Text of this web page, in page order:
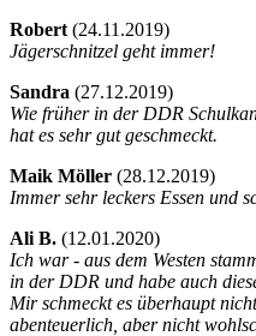
Robert (24.11.2019)
Jägerschnitzel geht immer!
Sandra (27.12.2019)
Wie früher in der DDR
hat es sehr gut geschmeckt.
Maik Möller (28.12.2019)
Immer sehr leckers Essen und
Ali B. (12.01.2020)
Ich war - aus dem Westen
in der DDR und habe auch
Mir schmeckt es überhaupt
abenteuerlich, aber nicht